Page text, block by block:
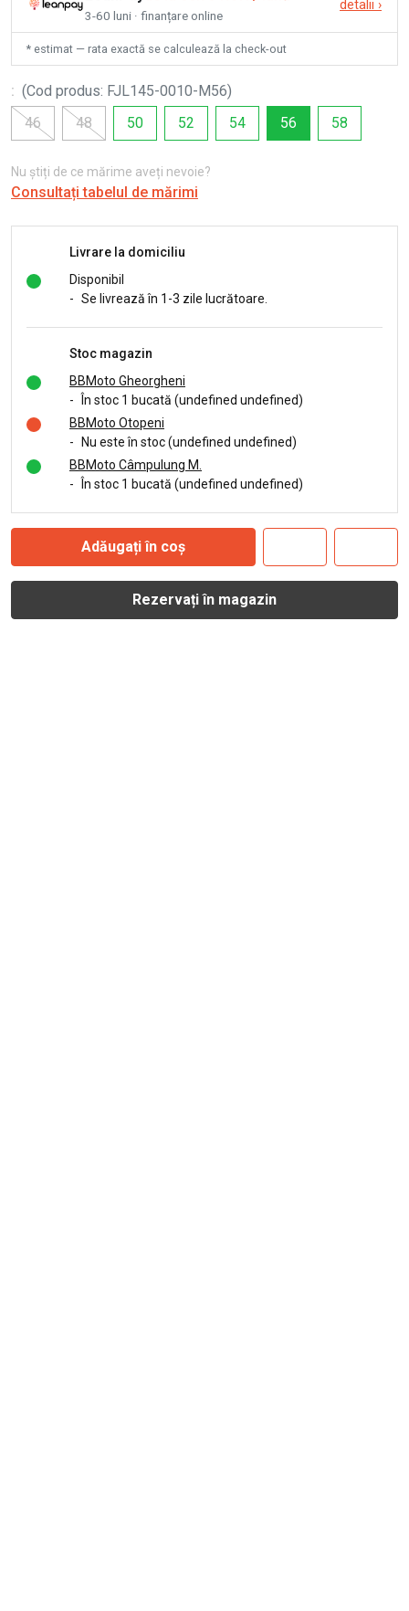
3-60 luni · finanțare online
detalii ›
* estimat — rata exactă se calculează la check-out
: (Cod produs: FJL145-0010-M56)
46
48 50 52 54 56 58
Nu știți de ce mărime aveți nevoie?
Consultați tabelul de mărimi
Livrare la domiciliu
Disponibil
- Se livrează în 1-3 zile lucrătoare.
Stoc magazin
BBMoto Gheorgheni
-
În stoc 1 bucată (undefined undefined)
BBMoto Otopeni
-
Nu este în stoc (undefined undefined)
BBMoto Câmpulung M.
-
În stoc 1 bucată (undefined undefined)
Adăugați în coș
Rezervați în magazin